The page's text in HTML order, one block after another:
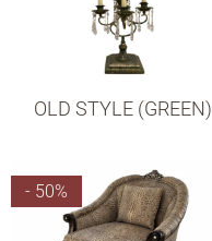
OLD STYLE (GREEN)
- 50%